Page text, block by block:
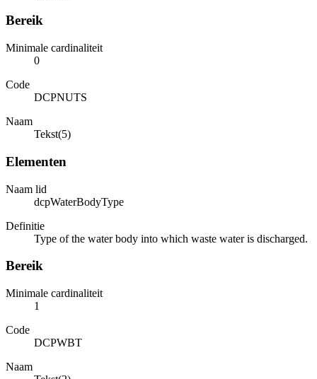
Bereik
Minimale cardinaliteit
0
Code
DCPNUTS
Naam
Tekst(5)
Elementen
Naam lid
dcpWaterBodyType
Definitie
Type of the water body into which waste water is discharged.
Bereik
Minimale cardinaliteit
1
Code
DCPWBT
Naam